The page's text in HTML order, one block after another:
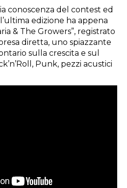
conoscenza del contest ed
edizione ha appena
& The Growers”, registrato
diretta, uno spiazzante
sulla crescita e sul
Punk, pezzi acustici